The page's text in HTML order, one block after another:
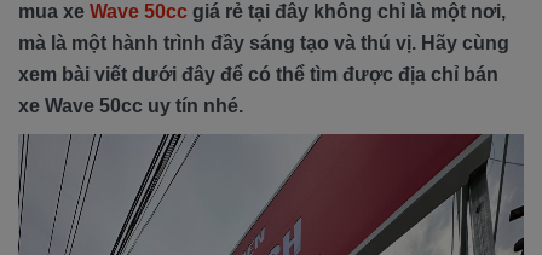
mua xe Wave 50cc giá rẻ tại đây không chỉ là một nơi,
mà là một hành trình đầy sáng tạo và thú vị. Hãy cùng
xem bài viết dưới đây để có thể tìm được địa chỉ bán
xe Wave 50cc uy tín nhé.